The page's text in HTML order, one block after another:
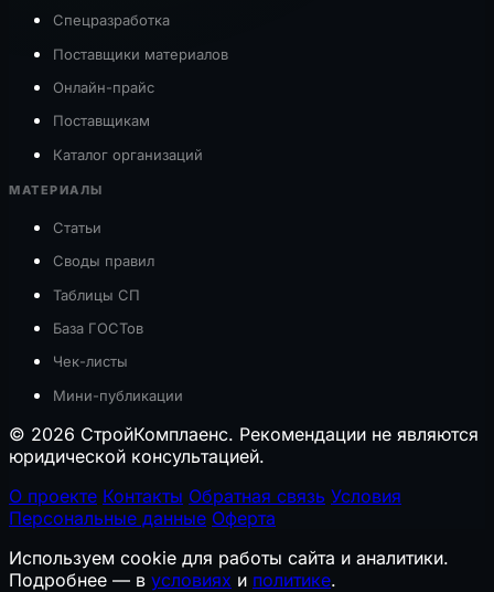
Спецразработка
Поставщики материалов
Онлайн-прайс
Поставщикам
Каталог организаций
МАТЕРИАЛЫ
Статьи
Своды правил
Таблицы СП
База ГОСТов
Чек-листы
Мини-публикации
© 2026 СтройКомплаенс. Рекомендации не являются
юридической консультацией.
О проекте Контакты Обратная связь Условия
Персональные данные Оферта
Используем cookie для работы сайта и аналитики.
Подробнее — в условиях и политике.